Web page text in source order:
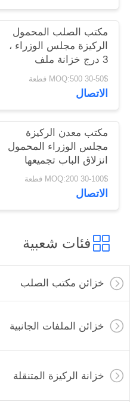
مكتب الصلب المحمول
الركيزة مجلس الوزراء ،
3 درج خزانة ملف
المتداول
30-50$ MOQ:500 قطعة
الاتصال
مكتب معدن الركيزة
مجلس الوزراء المحمول
انزلاق الباب تجميعها
البناء
30-100$ MOQ:200 قطعة
الاتصال
فئات شعبية
خزائن مكتب الصلب
خزائن الملفات الجانبية
خزانة الركيزة المتنقلة